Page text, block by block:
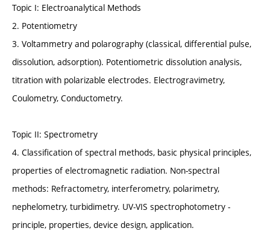
Topic I: Electroanalytical Methods
2. Potentiometry
3. Voltammetry and polarography (classical, differential pulse,
dissolution, adsorption). Potentiometric dissolution analysis,
titration with polarizable electrodes. Electrogravimetry,
Coulometry, Conductometry.
Topic II: Spectrometry
4. Classification of spectral methods, basic physical principles,
properties of electromagnetic radiation. Non-spectral
methods: Refractometry, interferometry, polarimetry,
nephelometry, turbidimetry. UV-VIS spectrophotometry -
principle, properties, device design, application.